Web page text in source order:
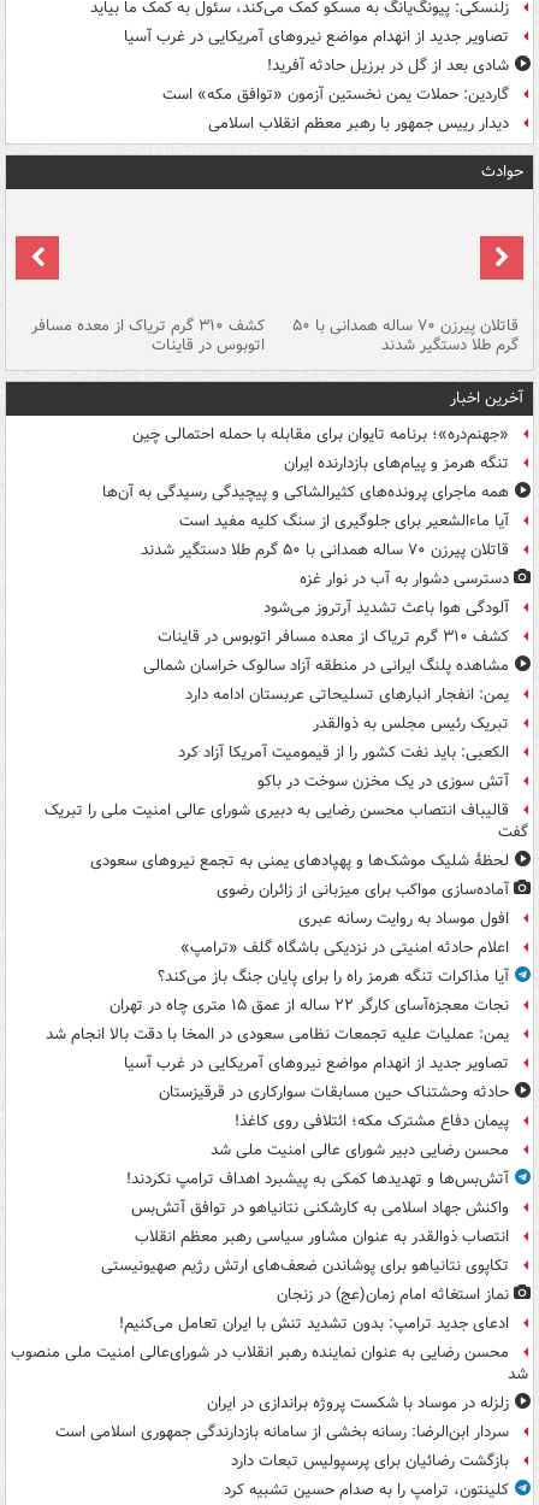
زلنسکی: پیونگ‌یانگ به مسکو کمک می‌کند، سئول به کمک ما بیاید
تصاویر جدید از انهدام مواضع نیروهای آمریکایی در غرب آسیا
شادی بعد از گل در برزیل حادثه آفرید!
گاردین: حملات یمن نخستین آزمون «توافق مکه» است
دیدار رییس جمهور با رهبر معظم انقلاب اسلامی
حوادث
قاتلان پیرزن ۷۰ ساله همدانی با ۵۰
گرم طلا دستگیر شدند
کشف ۳۱۰ گرم تریاک از معده مسافر
اتوبوس در قاینات
آخرین اخبار
«جهنم‌دره»؛ برنامه تایوان برای مقابله با حمله احتمالی چین
تنگه هرمز و پیام‌های بازدارنده ایران
همه ماجرای پرونده‌های کثیرالشاکی و پیچیدگی رسیدگی به آن‌ها
آیا ماءالشعیر برای جلوگیری از سنگ کلیه مفید است
قاتلان پیرزن ۷۰ ساله همدانی با ۵۰ گرم طلا دستگیر شدند
دسترسی دشوار به آب در نوار غزه
آلودگی هوا باعث تشدید آرتروز می‌شود
کشف ۳۱۰ گرم تریاک از معده مسافر اتوبوس در قاینات
مشاهده پلنگ ایرانی در منطقه آزاد سالوک خراسان شمالی
یمن: انفجار انبارهای تسلیحاتی عربستان ادامه دارد
تبریک رئیس مجلس به ذوالقدر
الکعبی: باید نفت کشور را از قیمومیت آمریکا آزاد کرد
آتش سوزی در یک مخزن سوخت در باکو
قالیباف انتصاب محسن رضایی به دبیری شورای عالی امنیت ملی را تبریک
گفت
لحظۀ شلیک موشک‌ها و پهپادهای یمنی به تجمع نیروهای سعودی
آماده‌سازی مواکب برای میزبانی از زائران رضوی
افول موساد به روایت رسانه عبری
اعلام حادثه امنیتی در نزدیکی باشگاه گلف «ترامپ»
آیا مذاکرات تنگه هرمز راه را برای پایان جنگ باز می‌کند؟
نجات معجزه‌آسای کارگر ۲۲ ساله از عمق ۱۵ متری چاه در تهران
یمن: عملیات علیه تجمعات نظامی سعودی در المخا با دقت بالا انجام شد
تصاویر جدید از انهدام مواضع نیروهای آمریکایی در غرب آسیا
حادثه وحشتناک حین مسابقات سوارکاری در قرقیزستان
پیمان دفاع مشترک مکه؛ ائتلافی روی کاغذ!
محسن رضایی دبیر شورای عالی امنیت ملی شد
آتش‌بس‌ها و تهدیدها کمکی به پیشبرد اهداف ترامپ نکردند!
واکنش جهاد اسلامی به کارشکنی نتانیاهو در توافق آتش‌بس
انتصاب ذوالقدر به عنوان مشاور سیاسی رهبر معظم انقلاب
تکاپوی نتانیاهو برای پوشاندن ضعف‌های ارتش رژیم صهیونیستی
نماز استغاثه امام زمان(عج) در زنجان
ادعای جدید ترامپ: بدون تشدید تنش با ایران تعامل می‌کنیم!
محسن رضایی به عنوان نماینده رهبر انقلاب در شورای‌عالی امنیت ملی منصوب
شد
زلزله در موساد با شکست پروژه براندازی در ایران
سردار ابن‌الرضا: رسانه بخشی از سامانه بازدارندگی جمهوری اسلامی است
بازگشت رضائیان برای پرسپولیس تبعات دارد
کلینتون، ترامپ را به صدام حسین تشبیه کرد